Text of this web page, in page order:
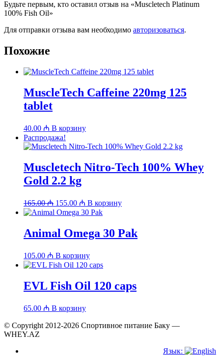
Будьте первым, кто оставил отзыв на «Muscletech Platinum
100% Fish Oil»
Для отправки отзыва вам необходимо авторизоваться.
Похожие
MuscleTech Caffeine 220mg 125
tablet
40.00 ₼ В корзину
Распродажа!
Muscletech Nitro-Tech 100% Whey
Gold 2.2 kg
165.00₼ Первоначальная
цена
составляла
165.00 ₼.
155.00 ₼ Текущая
цена:
В корзину
Animal Omega 30 Pak
105.00 ₼ В корзину
EVL Fish Oil 120 caps
65.00 ₼ В корзину
© Copyright 2012-2026 Спортивное питание Баку —
WHEY.AZ
Язык: